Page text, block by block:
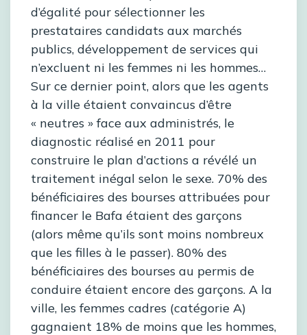
d’égalité pour sélectionner les
prestataires candidats aux marchés
publics, développement de services qui
n’excluent ni les femmes ni les hommes…
Sur ce dernier point, alors que les agents
à la ville étaient convaincus d’être
« neutres » face aux administrés, le
diagnostic réalisé en 2011 pour
construire le plan d’actions a révélé un
traitement inégal selon le sexe. 70% des
bénéficiaires des bourses attribuées pour
financer le Bafa étaient des garçons
(alors même qu’ils sont moins nombreux
que les filles à le passer). 80% des
bénéficiaires des bourses au permis de
conduire étaient encore des garçons. A la
ville, les femmes cadres (catégorie A)
gagnaient 18% de moins que les hommes,